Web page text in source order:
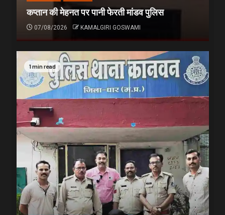
कप्तान की मेहनत पर पानी फेरती मांडव पुलिस
07/08/2026 KAMALGIRI GOSWAMI
1 min read